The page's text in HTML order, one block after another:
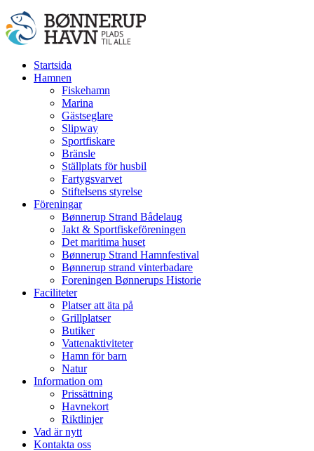
Startsida
Hamnen
Fiskehamn
Marina
Gästseglare
Slipway
Sportfiskare
Bränsle
Ställplats för husbil
Fartygsvarvet
Stiftelsens styrelse
Föreningar
Bønnerup Strand Bådelaug
Jakt & Sportfiskeföreningen
Det maritima huset
Bønnerup Strand Hamnfestival
Bønnerup strand vinterbadare
Foreningen Bønnerups Historie
Faciliteter
Platser att äta på
Grillplatser
Butiker
Vattenaktiviteter
Hamn för barn
Natur
Information om
Prissättning
Havnekort
Riktlinjer
Vad är nytt
Kontakta oss